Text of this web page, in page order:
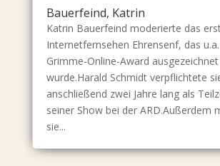
Bauerfeind, Katrin
Katrin Bauerfeind moderierte das
Internetfernsehen Ehrensenf, das
Grimme-Online-Award ausgezeichnet
wurde.Harald Schmidt verpflichtete
anschließend zwei Jahre lang als
seiner Show bei der ARD.Außerdem
sie...